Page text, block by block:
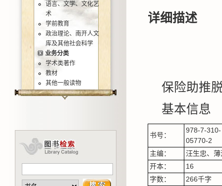
语言、文学、文化艺
术
学前教育
政治理论、南开人文
库及其他社会科学
业务分类
学术类著作
教材
其他一般读物
详细描述
保险助推
基本信息
书号：
978-7-310-
05770-2
主编：
汪生忠、薄
开本：
16
字数：
266千字